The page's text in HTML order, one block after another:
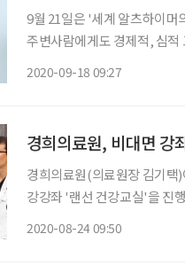
9월 21일은 '세계 알츠하이머
주변사람에게도 경제적, 심적
2020-09-18 09:27
경희의료원, 비대면 강
경희의료원(의료원장 김기택
강강좌 '랜선 건강교실'을 진
2020-08-24 09:50